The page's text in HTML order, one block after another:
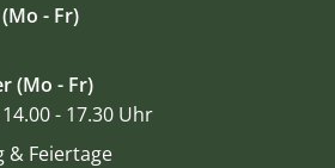
- Fr)
(Mo - Fr)
- 17.30 Uhr
& Feiertage